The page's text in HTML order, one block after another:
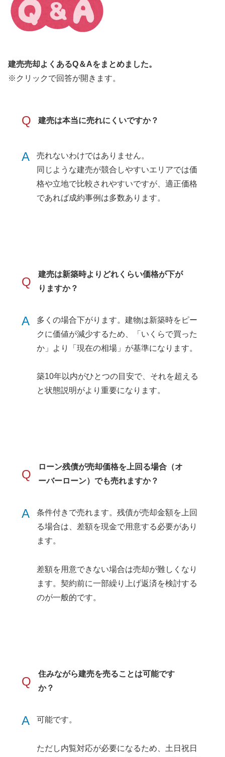
建売売却よくあるQ＆Aをまとめました。
※クリックで回答が開きます。
Q 建売は本当に売れにくいですか？
A
売れないわけではありません。
同じような建売が競合しやすいエリアでは価
格や立地で比較されやすいですが、適正価格
であれば成約事例は多数あります。
Q
建売は新築時よりどれくらい価格が下が
りますか？
A
多くの場合下がります。建物は新築時をピー
クに価値が減少するため、「いくらで買った
か」より「現在の相場」が基準になります。
築10年以内がひとつの目安で、それを超える
と状態説明がより重要になります。
Q
ローン残債が売却価格を上回る場合（オ
ーバーローン）でも売れますか？
A
条件付きで売れます。残債が売却金額を上回
る場合は、差額を現金で用意する必要があり
ます。
差額を用意できない場合は売却が難しくなり
ます。契約前に一部繰り上げ返済を検討する
のが一般的です。
Q
住みながら建売を売ることは可能です
か？
A 可能です。
ただし内覧対応が必要になるため、土日祝日